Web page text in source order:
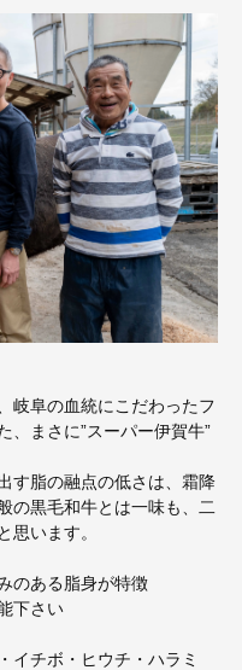
岐阜の血統にこだわったフ
、まさに”スーパー伊賀牛”
す脂の融点の低さは、霜降
の黒毛和牛とは一味も、二
思います。
のある脂身が特徴
下さい
イチボ・ヒウチ・ハラミ